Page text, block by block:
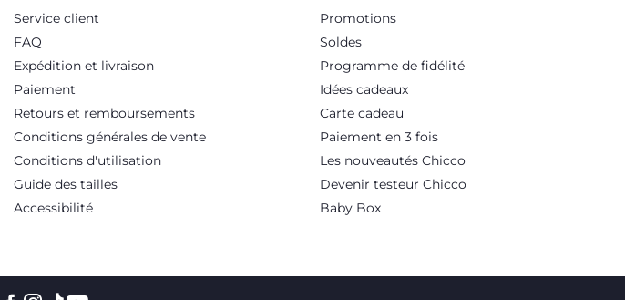
Service client
FAQ
Expédition et livraison
Paiement
Retours et remboursements
Conditions générales de vente
Conditions d'utilisation
Guide des tailles
Accessibilité
Promotions
Soldes
Programme de fidélité
Idées cadeaux
Carte cadeau
Paiement en 3 fois
Les nouveautés Chicco
Devenir testeur Chicco
Baby Box